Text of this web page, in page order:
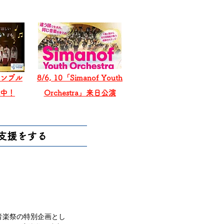
ブル
！
8/6, 10「Simanof Youth
Orchestra」来日公演
援をする
祭の特別企画とし